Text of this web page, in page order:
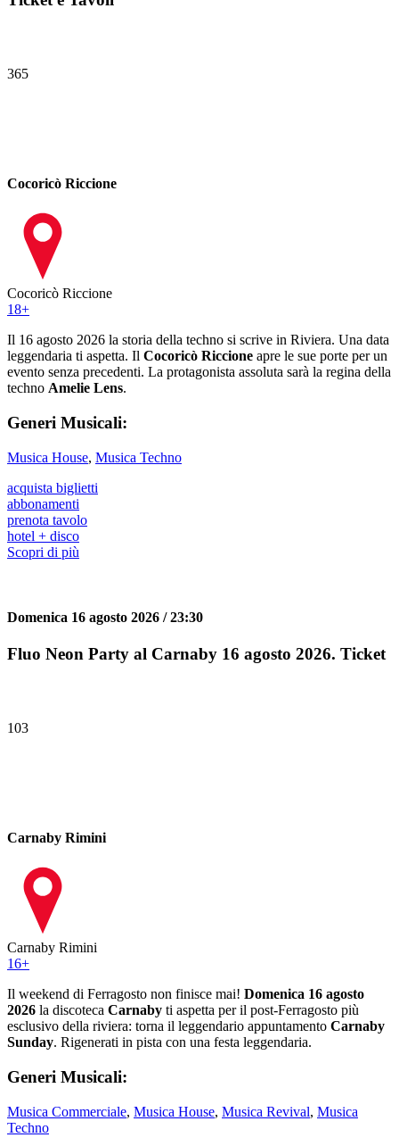
365
Cocoricò Riccione
Cocoricò Riccione
18+
Il 16 agosto 2026 la storia della techno si scrive in Riviera. Una data
leggendaria ti aspetta. Il Cocoricò Riccione apre le sue porte per un
evento senza precedenti. La protagonista assoluta sarà la regina della
techno Amelie Lens.
Generi Musicali:
Musica House, Musica Techno
acquista biglietti
abbonamenti
prenota tavolo
hotel + disco
Scopri di più
Domenica 16 agosto 2026 / 23:30
Fluo Neon Party al Carnaby 16 agosto 2026. Ticket
103
Carnaby Rimini
Carnaby Rimini
16+
Il weekend di Ferragosto non finisce mai! Domenica 16 agosto
2026 la discoteca Carnaby ti aspetta per il post-Ferragosto più
esclusivo della riviera: torna il leggendario appuntamento Carnaby
Sunday. Rigenerati in pista con una festa leggendaria.
Generi Musicali:
Musica Commerciale, Musica House, Musica Revival, Musica
Techno